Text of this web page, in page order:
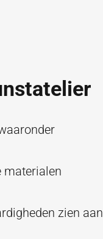
materialen
zien aan